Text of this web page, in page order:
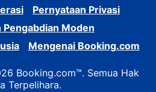
Pernyataan Privasi
Pengabdian Moden
Mengenai Booking.com
Booking.com™. Semua Hak
Terpelihara.